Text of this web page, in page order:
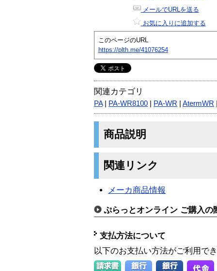
メールでURLを送る
お気に入りに追加する
このページのURL
https://plth.me/41076254
関連カテゴリ
PA| PA-WR8100 PA-WR AtermWR
商品説明
関連リンク
メーカ商品情報
ぷらっとオンライン ご購入の
支払方法について
以下のお支払い方法がご利用で